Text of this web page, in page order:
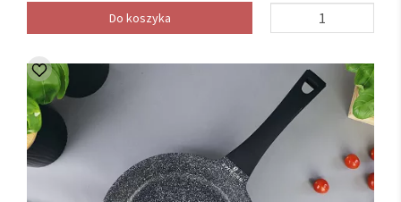
Do koszyka